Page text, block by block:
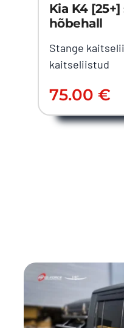
Kia K4
hõbehall
Stange
kaitseliistud
75.00 €